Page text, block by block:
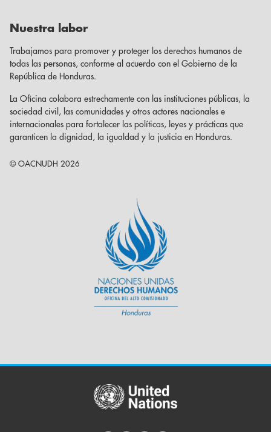
Nuestra labor
Trabajamos para promover y proteger los derechos humanos de
todas las personas, conforme al acuerdo con el Gobierno de la
República de Honduras.
La Oficina colabora estrechamente con las instituciones públicas, la
sociedad civil, las comunidades y otros actores nacionales e
internacionales para fortalecer las políticas, leyes y prácticas que
garanticen la dignidad, la igualdad y la justicia en Honduras.
© OACNUDH 2026